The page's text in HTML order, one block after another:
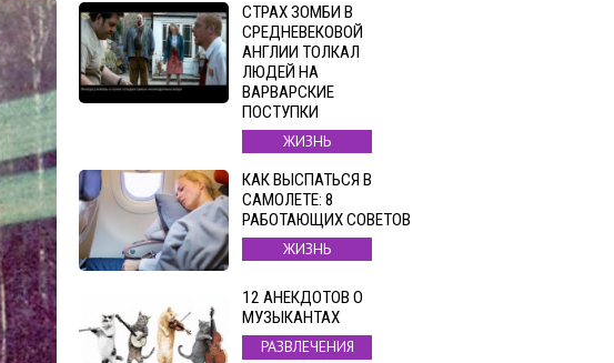
СТРАХ ЗОМБИ В
СРЕДНЕВЕКОВОЙ
АНГЛИИ ТОЛКАЛ
ЛЮДЕЙ НА
ВАРВАРСКИЕ
ПОСТУПКИ
ЖИЗНЬ
КАК ВЫСПАТЬСЯ В
САМОЛЕТЕ: 8
РАБОТАЮЩИХ СОВЕТОВ
ЖИЗНЬ
12 АНЕКДОТОВ О
МУЗЫКАНТАХ
РАЗВЛЕЧЕНИЯ